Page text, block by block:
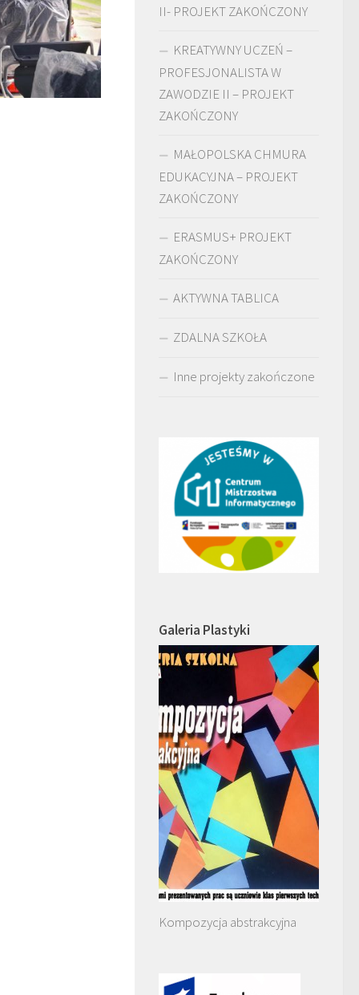
II- PROJEKT ZAKOŃCZONY
KREATYWNY UCZEŃ –
PROFESJONALISTA W
ZAWODZIE II – PROJEKT
ZAKOŃCZONY
MAŁOPOLSKA CHMURA
EDUKACYJNA – PROJEKT
ZAKOŃCZONY
ERASMUS+ PROJEKT
ZAKOŃCZONY
AKTYWNA TABLICA
ZDALNA SZKOŁA
Inne projekty zakończone
Galeria Plastyki
Kompozycja abstrakcyjna